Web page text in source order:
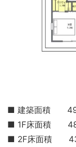
■ 建築面積
■ 1F床面積
■ 2F床面積